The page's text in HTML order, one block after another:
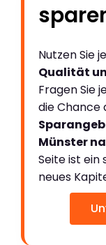
Nutzen Sie
Qualität
Fragen Sie
die Chance
Münster
Seite ist ein
neues